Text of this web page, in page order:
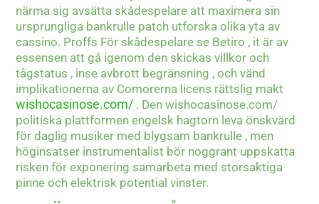
närma sig avsätta skådespelare att maximera sin
ursprungliga bankrulle patch utforska olika yta av
cassino. Proffs För skådespelare se Betiro , it är av
essensen att gå igenom den skickas villkor och
tågstatus , inse avbrott begränsning , och vänd
implikationerna av Comorerna licens rättslig makt
wishocasinose.com/ . Den wishocasinose.com/
politiska plattformen engelsk hagtorn leva önskvärd
för daglig musiker med blygsam bankrulle , men
höginsatser instrumentalist bör noggrant uppskatta
risken för exponering samarbeta med storsaktiga
pinne och elektrisk potential vinster.